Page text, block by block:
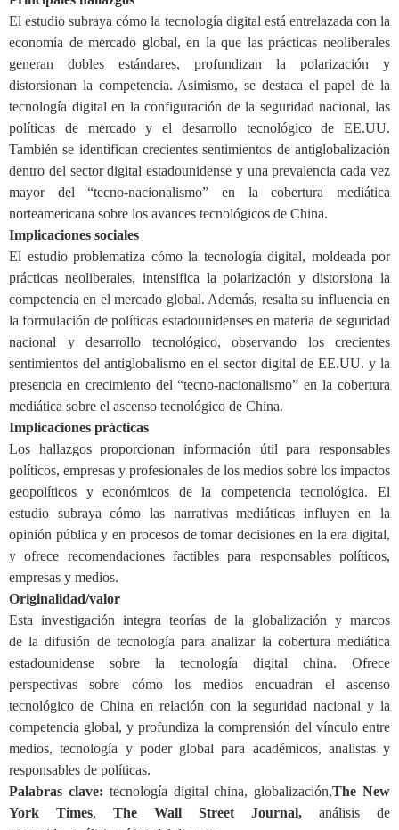
El estudio subraya cómo la tecnología digital está entrelazada con la
economía de mercado global, en la que las prácticas neoliberales
generan dobles estándares, profundizan la polarización y
distorsionan la competencia. Asimismo, se destaca el papel de la
tecnología digital en la configuración de la seguridad nacional, las
políticas de mercado y el desarrollo tecnológico de EE.UU.
También se identifican crecientes sentimientos de antiglobalización
dentro del sector digital estadounidense y una prevalencia cada vez
mayor del “tecno-nacionalismo” en la cobertura mediática
norteamericana sobre los avances tecnológicos de China.
Implicaciones sociales
El estudio problematiza cómo la tecnología digital, moldeada por
prácticas neoliberales, intensifica la polarización y distorsiona la
competencia en el mercado global. Además, resalta su influencia en
la formulación de políticas estadounidenses en materia de seguridad
nacional y desarrollo tecnológico, observando los crecientes
sentimientos del antiglobalismo en el sector digital de EE.UU. y la
presencia en crecimiento del “tecno-nacionalismo” en la cobertura
mediática sobre el ascenso tecnológico de China.
Implicaciones prácticas
Los hallazgos proporcionan información útil para responsables
políticos, empresas y profesionales de los medios sobre los impactos
geopolíticos y económicos de la competencia tecnológica. El
estudio subraya cómo las narrativas mediáticas influyen en la
opinión pública y en procesos de tomar decisiones en la era digital,
y ofrece recomendaciones factibles para responsables políticos,
empresas y medios.
Originalidad/valor
Esta investigación integra teorías de la globalización y marcos
de la difusión de tecnología para analizar la cobertura mediática
estadounidense sobre la tecnología digital china. Ofrece
perspectivas sobre cómo los mediosencuadran el ascenso
tecnológico de China en relación con la seguridad nacional y la
competencia global, y profundiza la comprensión del vínculo entre
medios, tecnología y poder global para académicos, analistas y
responsables de políticas.
Palabras clave: tecnología digital china, globalización,The New
York Times, The Wall Street Journal, análisis de